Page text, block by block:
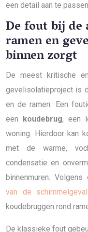
een detail aan te
De fout bij
ramen en
binnen zorgt
De meest kritische
gevelisolatieproject is
en de ramen. Een
een koudebrug, een
woning. Hierdoor kan
met de warme,
condensatie en
binnenmuren.
van de
koudebruggen rond
De klassieke fout